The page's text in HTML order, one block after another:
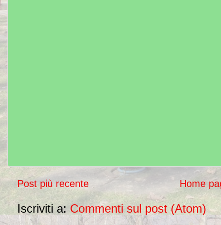
Post più recente Home
Iscriviti a: Commenti sul post (Atom)